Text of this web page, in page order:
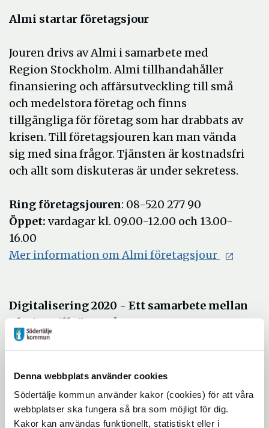
Denna webbplats använder cookies
Södertälje kommun använder kakor (cookies) för att våra
webbplatser ska fungera så bra som möjligt för dig.
Kakor kan användas funktionellt, statistiskt eller i
Almi startar företagsjour
Jouren drivs av Almi i samarbete med
Region Stockholm. Almi tillhandahåller
finansiering och affärsutveckling till små
och medelstora företag och finns
tillgängliga för företag som har drabbats av
krisen. Till företagsjouren kan man vända
sig med sina frågor. Tjänsten är kostnadsfri
och allt som diskuteras är under sekretess.
Ring företagsjouren: 08-520 277 90
Öppet: vardagar kl. 09.00-12.00 och 13.00-
16.00
Mer information om Almi företagsjour
Digitalisering 2020 - Ett samarbete mellan
Almi & Tillväxtverket
uppdrag att tillsammans med Almi skapa
bättre förutsättningar för ett mångsidigt,
konkurrenskraftigt och hållbart näringsliv.